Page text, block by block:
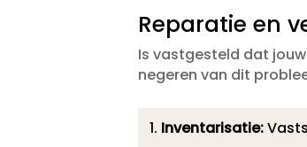
Reparatie en
Is vastgesteld dat
negeren van dit
Inventarisatie: